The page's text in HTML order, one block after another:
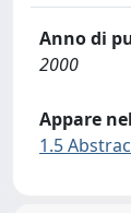
Anno di
2000
Appare
1.5